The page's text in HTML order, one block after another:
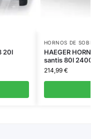
20l
HORNOS DE
HAEGER
santis 80l
214,99 €